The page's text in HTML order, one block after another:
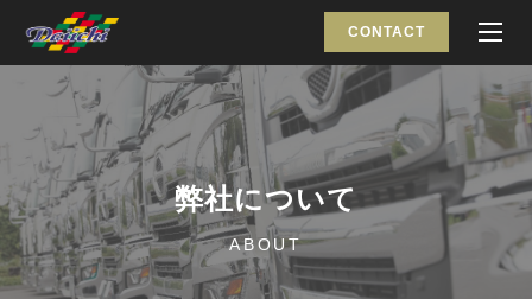
CONTACT
弊社について
ABOUT